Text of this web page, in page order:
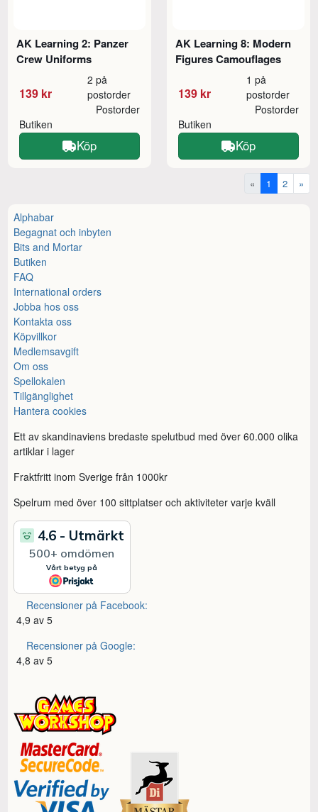
AK Learning 2: Panzer
Crew Uniforms
139 kr
2 på
postorder
Butiken
Postorder
Köp
AK Learning 8: Modern
Figures Camouflages
139 kr
1 på
postorder
Butiken
Postorder
Köp
« 1 2 »
Alphabar
Begagnat och inbyten
Bits and Mortar
Butiken
FAQ
International orders
Jobba hos oss
Kontakta oss
Köpvillkor
Medlemsavgift
Om oss
Spellokalen
Tillgänglighet
Hantera cookies
Ett av skandinaviens bredaste spelutbud med över 60.000 olika
artiklar i lager
Fraktfritt inom Sverige från 1000kr
Spelrum med över 100 sittplatser och aktiviteter varje kväll
Recensioner på Facebook:
4,9 av 5
Recensioner på Google:
4,8 av 5